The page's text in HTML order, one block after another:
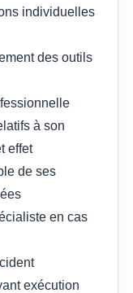
individuelles
des outils
à son
effet
de ses
en cas
exécution